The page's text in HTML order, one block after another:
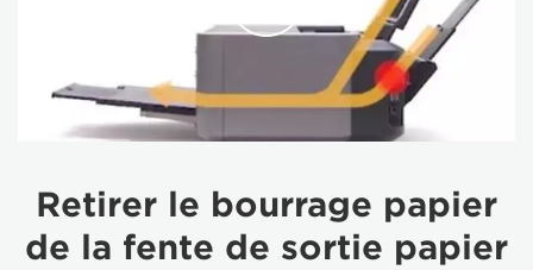
Retirer le bourrage papier
de la fente de sortie papier